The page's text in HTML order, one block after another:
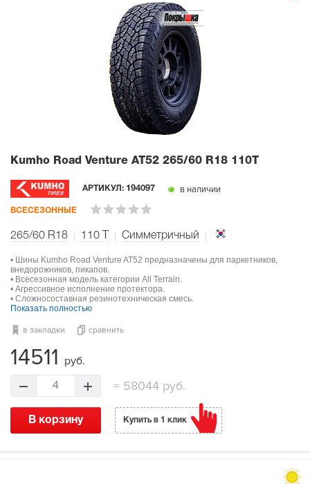
Kumho Road Venture AT52 265/60 R18 110T
АРТИКУЛ: 194097 в наличии
ВСЕСЕЗОННЫЕ
265/60 R18 110 Симметричный
• Шины Kumho Road Venture AT52 предназначены для паркетников,
внедорожников, пикапов.
• Всесезонная модель категории All Terrain.
• Агрессивное исполнение протектора.
• Сложносоставная резинотехническая смесь.
Показать полностью
в закладки сравнить
14511 руб.
4 =58044 руб.
В корзину Купить в 1 клик